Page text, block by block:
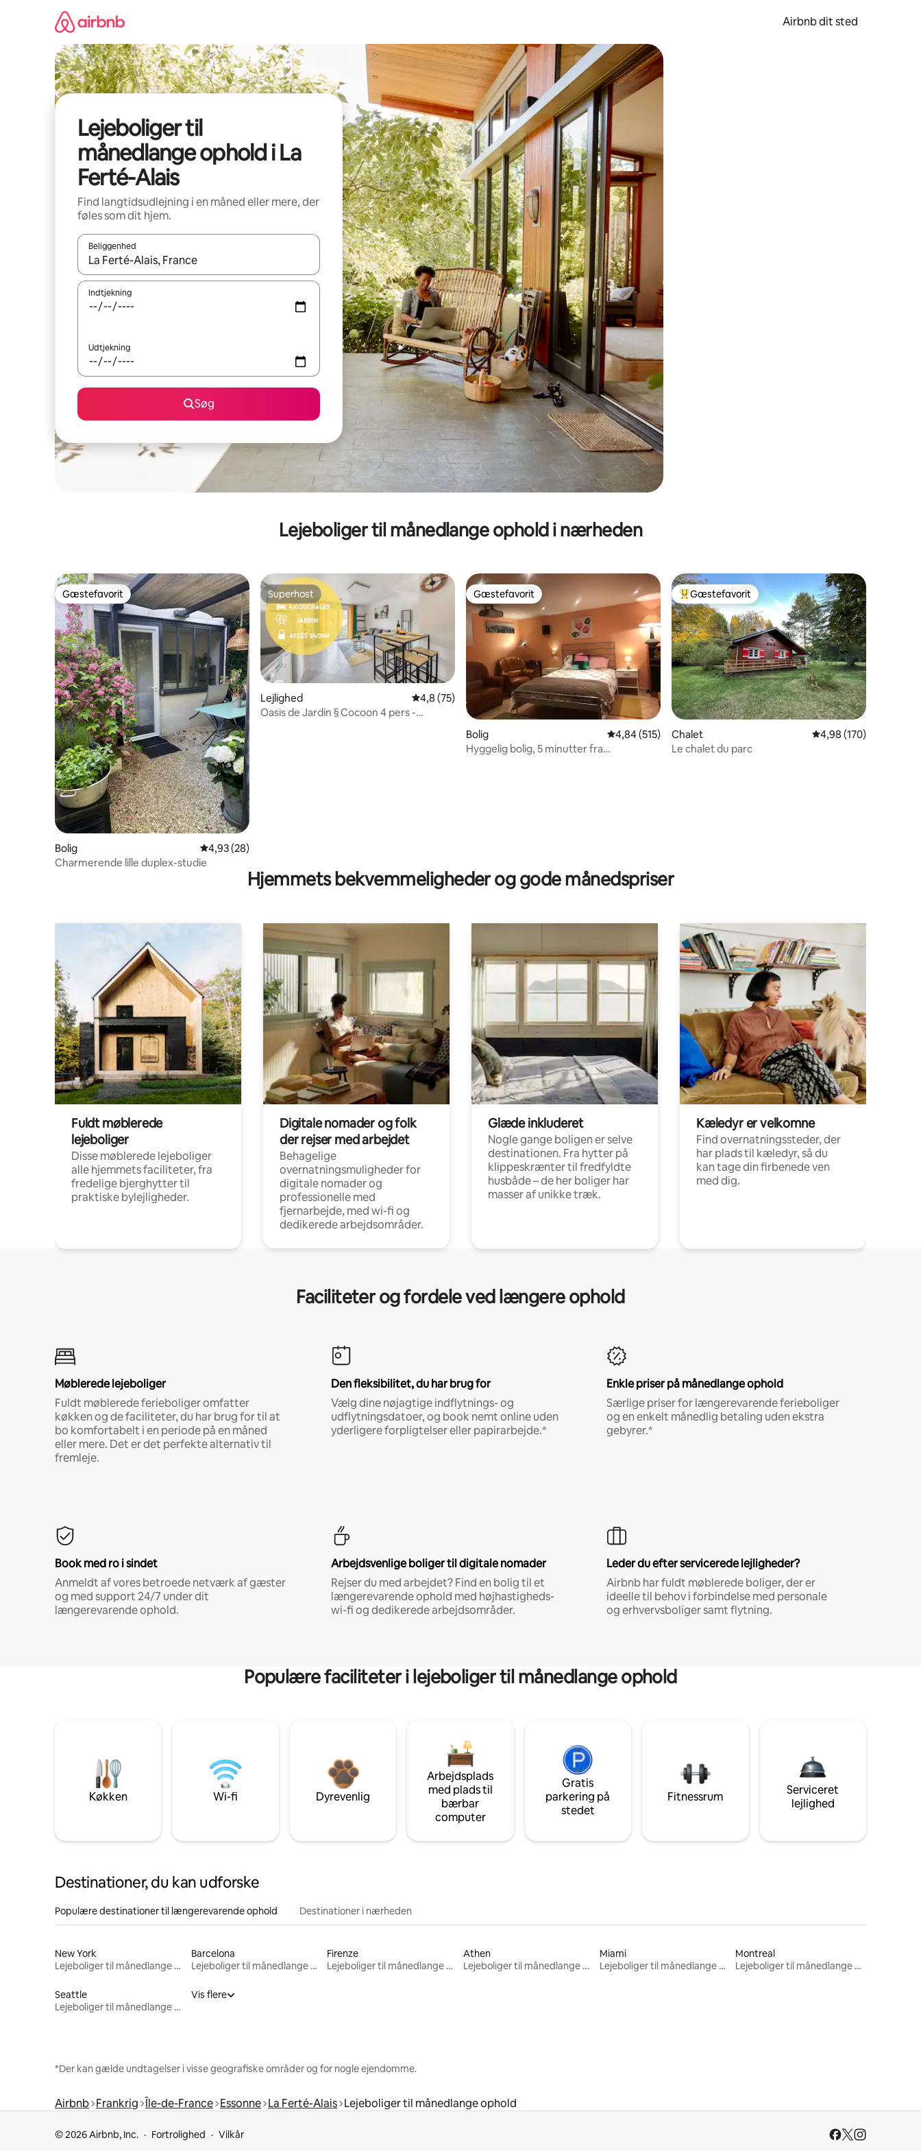
Airbnb dit sted
Lejeboliger til
månedlange ophold i La
Ferté-Alais
Find langtidsudlejning i en måned eller mere, der
føles som dit hjem.
Beliggenhed
Når resultaterne er tilgængelige, skal du navigere med piletasterne op og ned eller se mere ved at trykke eller stryge.
Indtjekning
Udtjekning
Søg
Lejeboliger til månedlange ophold i nærheden
Gæstefavorit
Gæstefavorit
Bolig 4,93 ud af 5 i gennemsnitlig bedømmelse, 28 omtaler
4,93 (28)
Charmerende lille duplex-studie
Superhost
Superhost
Lejlighed 4,8 ud af 5 i gennemsnitlig bedømmelse, 75 omtaler
4,8 (75)
Oasis de Jardin § Cocoon 4 pers -
Gæstefavorit
Gæstefavorit
Bolig 4,84 ud af 5 i gennemsnitlig bedømmelse, 515 omtaler
4,84 (515)
Hyggelig bolig, 5 minutter fra
Bedste gæstefavorit
Gæstefavorit
Chalet 4,98 ud af 5 i
4,98 (170)
Le chalet du parc
Hjemmets bekvemmeligheder og gode månedspriser
Fuldt møblerede
lejeboliger
Disse møblerede lejeboliger
alle hjemmets faciliteter, fra
fredelige bjerghytter til
praktiske bylejligheder.
Digitale nomader og folk
der rejser med arbejdet
Behagelige
overnatningsmuligheder for
digitale nomader og
professionelle med
fjernarbejde, med wi-fi og
dedikerede arbejdsområder.
Glæde inkluderet
Nogle gange boligen er selve
destinationen. Fra hytter på
klippeskrænter til fredfyldte
husbåde – de her boliger har
masser af unikke træk.
Kæledyr er velkomne
Find overnatningssteder, der
har plads til kæledyr, så du
kan tage din firbenede ven
med dig.
Faciliteter og fordele ved længere ophold
Møblerede lejeboliger
Fuldt møblerede ferieboliger omfatter
køkken og de faciliteter, du har brug for til at
bo komfortabelt i en periode på en måned
eller mere. Det er det perfekte alternativ til
fremleje.
Den fleksibilitet, du har brug for
Vælg dine nøjagtige indflytnings- og
udflytningsdatoer, og book nemt online uden
yderligere forpligtelser eller papirarbejde.*
Enkle priser på månedlange ophold
Særlige priser for længerevarende ferieboliger
og en enkelt månedlig betaling uden ekstra
gebyrer.*
Book med ro i sindet
Anmeldt af vores betroede netværk af gæster
og med support 24/7 under dit
længerevarende ophold.
Arbejdsvenlige boliger til digitale nomader
Rejser du med arbejdet? Find en bolig til et
længerevarende ophold med højhastigheds-
wi-fi og dedikerede arbejdsområder.
Leder du efter servicerede lejligheder?
Airbnb har fuldt møblerede boliger, der er
ideelle til behov i forbindelse med personale
og erhvervsboliger samt flytning.
Populære faciliteter i lejeboliger til månedlange ophold
Køkken Wi-fi Dyrevenlig
Arbejdsplads
med plads til
bærbar
computer
Gratis
parkering på
stedet
Fitnessrum
Serviceret
lejlighed
Destinationer, du kan udforske
Populære destinationer til længerevarende ophold Destinationer i nærheden
New York
Lejeboliger til månedlange ophold
Barcelona
Lejeboliger til månedlange ophold
Firenze
Lejeboliger til månedlange ophold
Athen
Lejeboliger til månedlange ophold
Miami
Lejeboliger til månedlange ophold
Montreal
Lejeboliger til månedlange ophold
Seattle
Lejeboliger til månedlange ophold
Vis flere
*Der kan gælde undtagelser i visse geografiske områder og for nogle ejendomme.
Airbnb Frankrig Île-de-France Essonne La Ferté-Alais Lejeboliger til månedlange ophold
© 2026 Airbnb, Inc. Fortrolighed Vilkår